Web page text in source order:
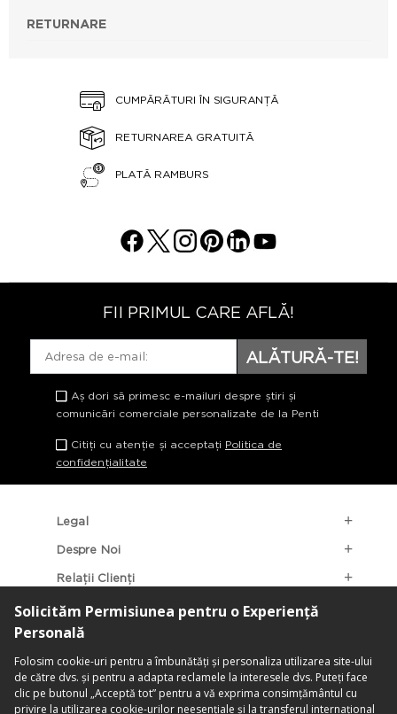
RETURNARE
CUMPĂRĂTURI ÎN SIGURANȚĂ
RETURNAREA GRATUITĂ
PLATĂ RAMBURS
FII PRIMUL CARE AFLĂ!
ALĂTURĂ-TE!
Aș dori să primesc e-mailuri despre știri și
comunicări comerciale personalizate de la Penti
Citiți cu atenție și acceptați Politica de
confidențialitate
Legal
Despre Noi
Relații Clienți
Categorii Populare
Localizarea Magazinelor
contact@penti.com.ro